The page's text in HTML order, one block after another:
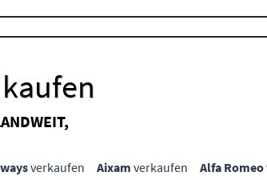
verkaufen Aixam verkaufen Alfa Romeo